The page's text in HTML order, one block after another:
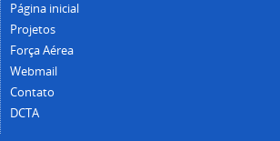
Página inicial
Projetos
Força Aérea
Webmail
Contato
DCTA